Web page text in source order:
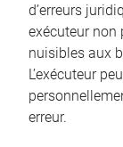
d’erreurs
exécuteur non
nuisibles aux
L’exécuteur
erreur.